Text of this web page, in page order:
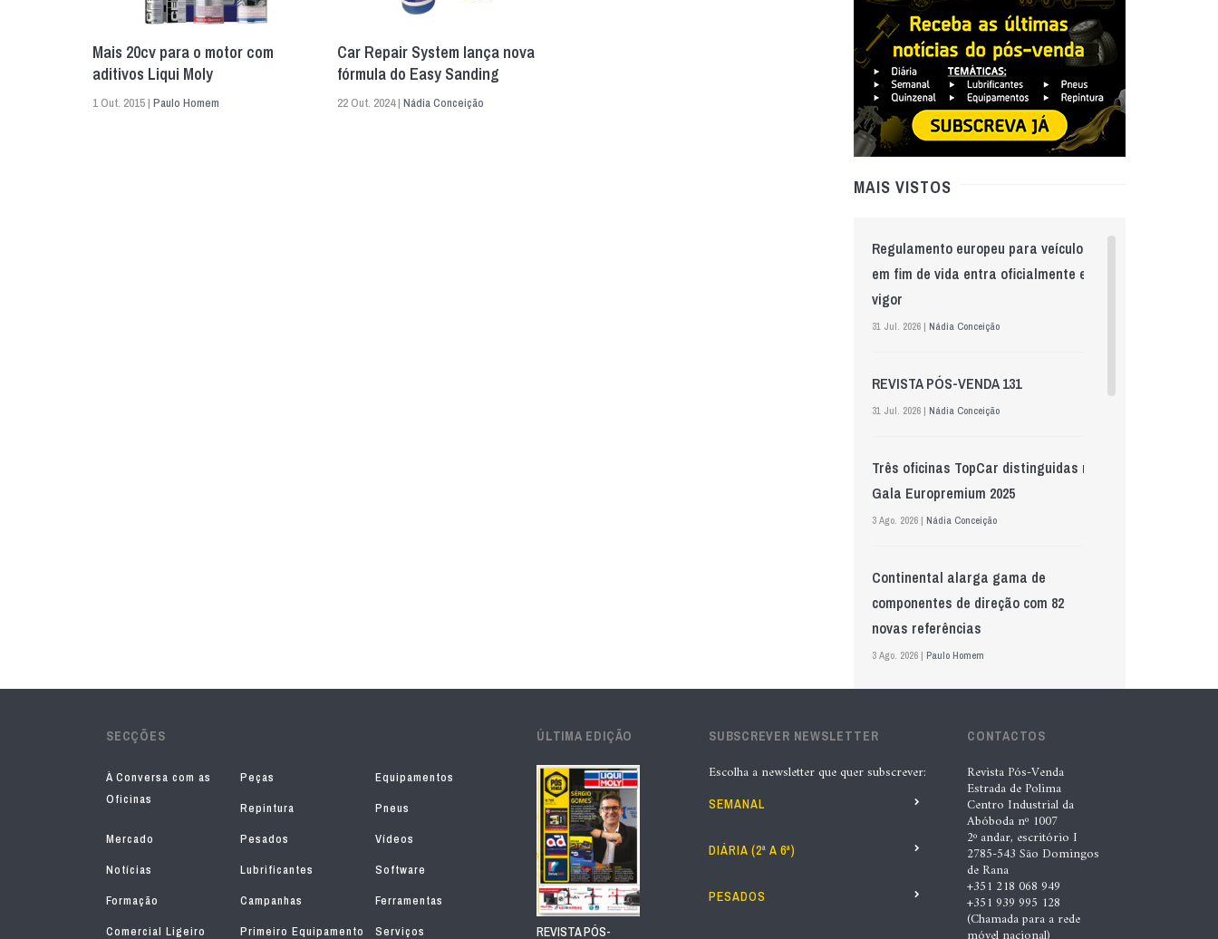
Mais 20cv para o motor com
aditivos Liqui Moly
1 Out. 2015 | Paulo Homem
Car Repair System lança nova
fórmula do Easy Sanding
22 Out. 2024 | Nádia Conceição
MAIS VISTOS
Regulamento europeu para veículos
em fim de vida entra oficialmente em
vigor
31 Jul. 2026 | Nádia Conceição
REVISTA PÓS-VENDA 131
31 Jul. 2026 | Nádia Conceição
Três oficinas TopCar distinguidas na
Gala Europremium 2025
3 Ago. 2026 | Nádia Conceição
Continental alarga gama de
componentes de direção com 82
novas referências
3 Ago. 2026 | Paulo Homem
controlo de qualidade
5 Ago. 2026 | Nádia Conceição
GS Pro Tyres assume representação
exclusiva da Laufenn em Portugal
Paulo Homem
“A INDASA procura ajudar os seus
SECÇÕES
À Conversa com as
Oficinas
Peças
Equipamentos
Repintura
Pneus
Mercado
Pesados
Vídeos
Notícias
Lubrificantes
Software
Formação
Campanhas
Ferramentas
Comercial Ligeiro
Primeiro Equipamento Serviços
ÚLTIMA EDIÇÃO
REVISTA PÓS-
SUBSCREVER NEWSLETTER
Escolha a newsletter que quer subscrever:
SEMANAL
DIÁRIA (2ª A 6ª)
PESADOS
CONTACTOS
Revista Pós-Venda
Estrada de Polima
Centro Industrial da
Abóboda nº 1007
2º andar, escritório I
2785-543 São Domingos
de Rana
+351 218 068 949
+351 939 995 128
(Chamada para a rede